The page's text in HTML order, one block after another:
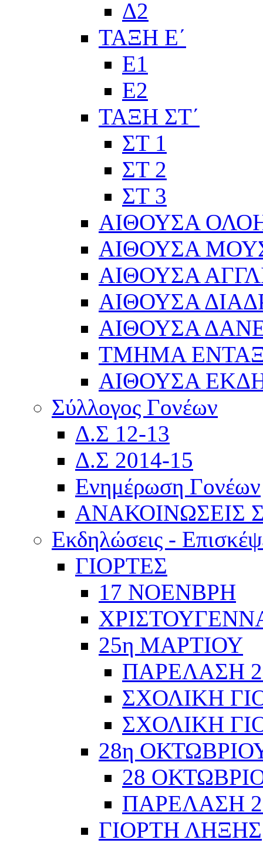
Δ2
ΤΑΞΗ Ε΄
Ε1
Ε2
ΤΑΞΗ ΣΤ΄
ΣΤ 1
ΣΤ 2
ΣΤ 3
ΑΙΘΟΥΣΑ
ΑΙΘΟΥΣΑ
ΑΙΘΟΥΣΑ
ΑΙΘΟΥΣΑ
ΑΙΘΟΥΣΑ
ΤΜΗΜΑ
ΑΙΘΟΥΣΑ
Σύλλογος Γονέων
Δ.Σ 12-13
Δ.Σ 2014-15
Ενημέρωση Γονέων
ΑΝΑΚΟΙΝΩΣΕΙΣ
Εκδηλώσεις -
ΓΙΟΡΤΕΣ
17 ΝΟΕΝΒΡΗ
25η ΜΑΡΤΙΟΥ
ΠΑΡΕΛΑΣΗ
ΣΧΟΛΙΚΗ
ΣΧΟΛΙΚΗ
28η
28
ΠΑΡΕΛΑΣΗ
ΓΙΟΡΤΗ ΛΗΞΗΣ